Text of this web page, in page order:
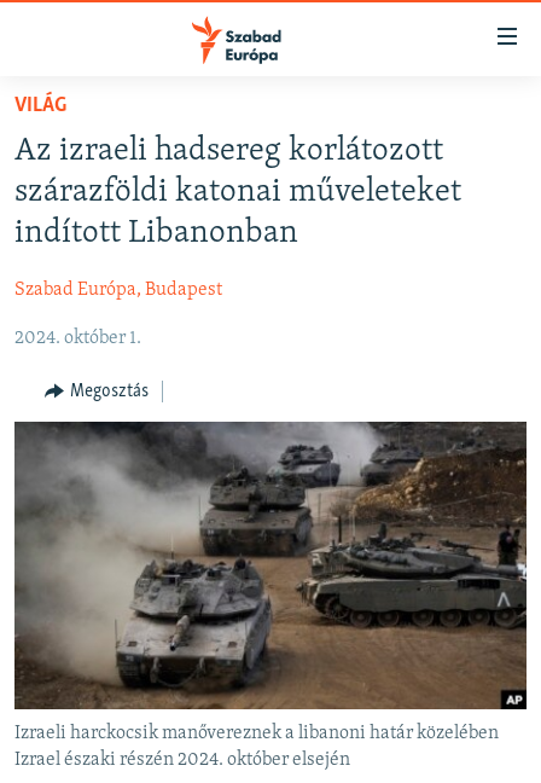
Akadálymentes
Ugrás
fő
oldalra
Ugrás
tartalomjegyzékre
NAPIRENDEN
AKTUÁLIS
PODCASTOK
ELEMZŐ
NER15
SZABADON
TÁRSADALOM
DEMOKRÁCIA
A PÉNZ NYOMÁBAN
EURÓPAI UNIÓ
KLÍMAVÁLTOZÁS
A MÚLT TANULSÁGAI
KÖVESSEN MINKET!
VILÁG
Az izraeli hadsereg korlátozott
szárazföldi katonai műveleteket
indított Libanonban
Szabad Európa, Budapest
2024. október 1.
Megosztás
Izraeli harckocsik manővereznek a libanoni határ közelében
Izrael északi részén 2024. október elsején
FELIRATKOZÁS
Spotify